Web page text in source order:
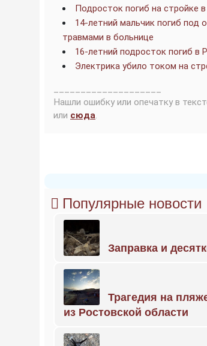
Подросток погиб на стройке
14-летний мальчик погиб под
травмами в больнице
16-летний подросток погиб в
Электрика убило током на
Нашли ошибку или опечатку в
или сюда.
Популярные новости
Заправка и
Трагедия на
из Ростовской области